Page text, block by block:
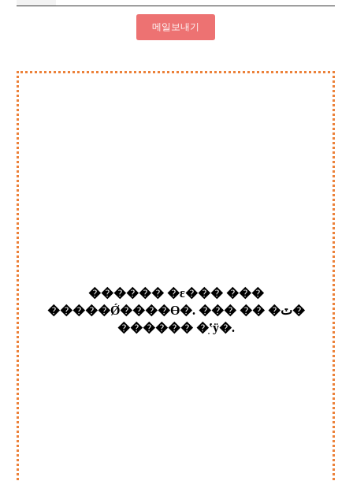
메일보내기